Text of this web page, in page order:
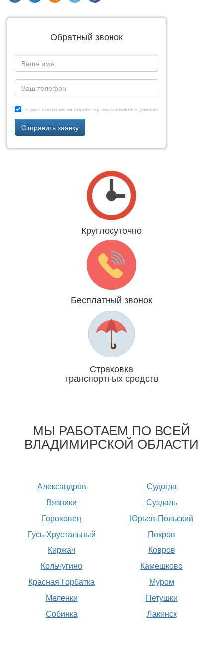
Обратный звонок
Я даю согласие на обработку персональных данных
Отправить заявку
Круглосуточно
Даже 31 декабря и 1 января
Бесплатный звонок
Мы платим за Вас
Страховка
транспортных средств
МЫ РАБОТАЕМ ПО ВСЕЙ
ВЛАДИМИРСКОЙ ОБЛАСТИ
Александров
Вязники
Гороховец
Гусь-Хрустальный
Киржач
Кольчугино
Красная Горбатка
Меленки
Собинка
Судогда
Суздаль
Юрьев-Польский
Покров
Ковров
Камешково
Муром
Петушки
Лакинск